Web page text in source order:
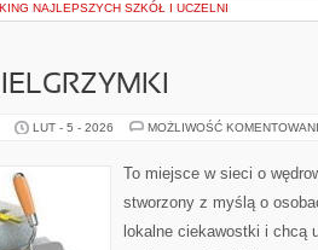
NAJLEPSZYCH SZKÓŁ I UCZELNI
LUT - 5 - 2026 MOŻLIWOŚĆ
To miejsce w sieci o
stworzony z myślą o
lokalne ciekawostki i chcą